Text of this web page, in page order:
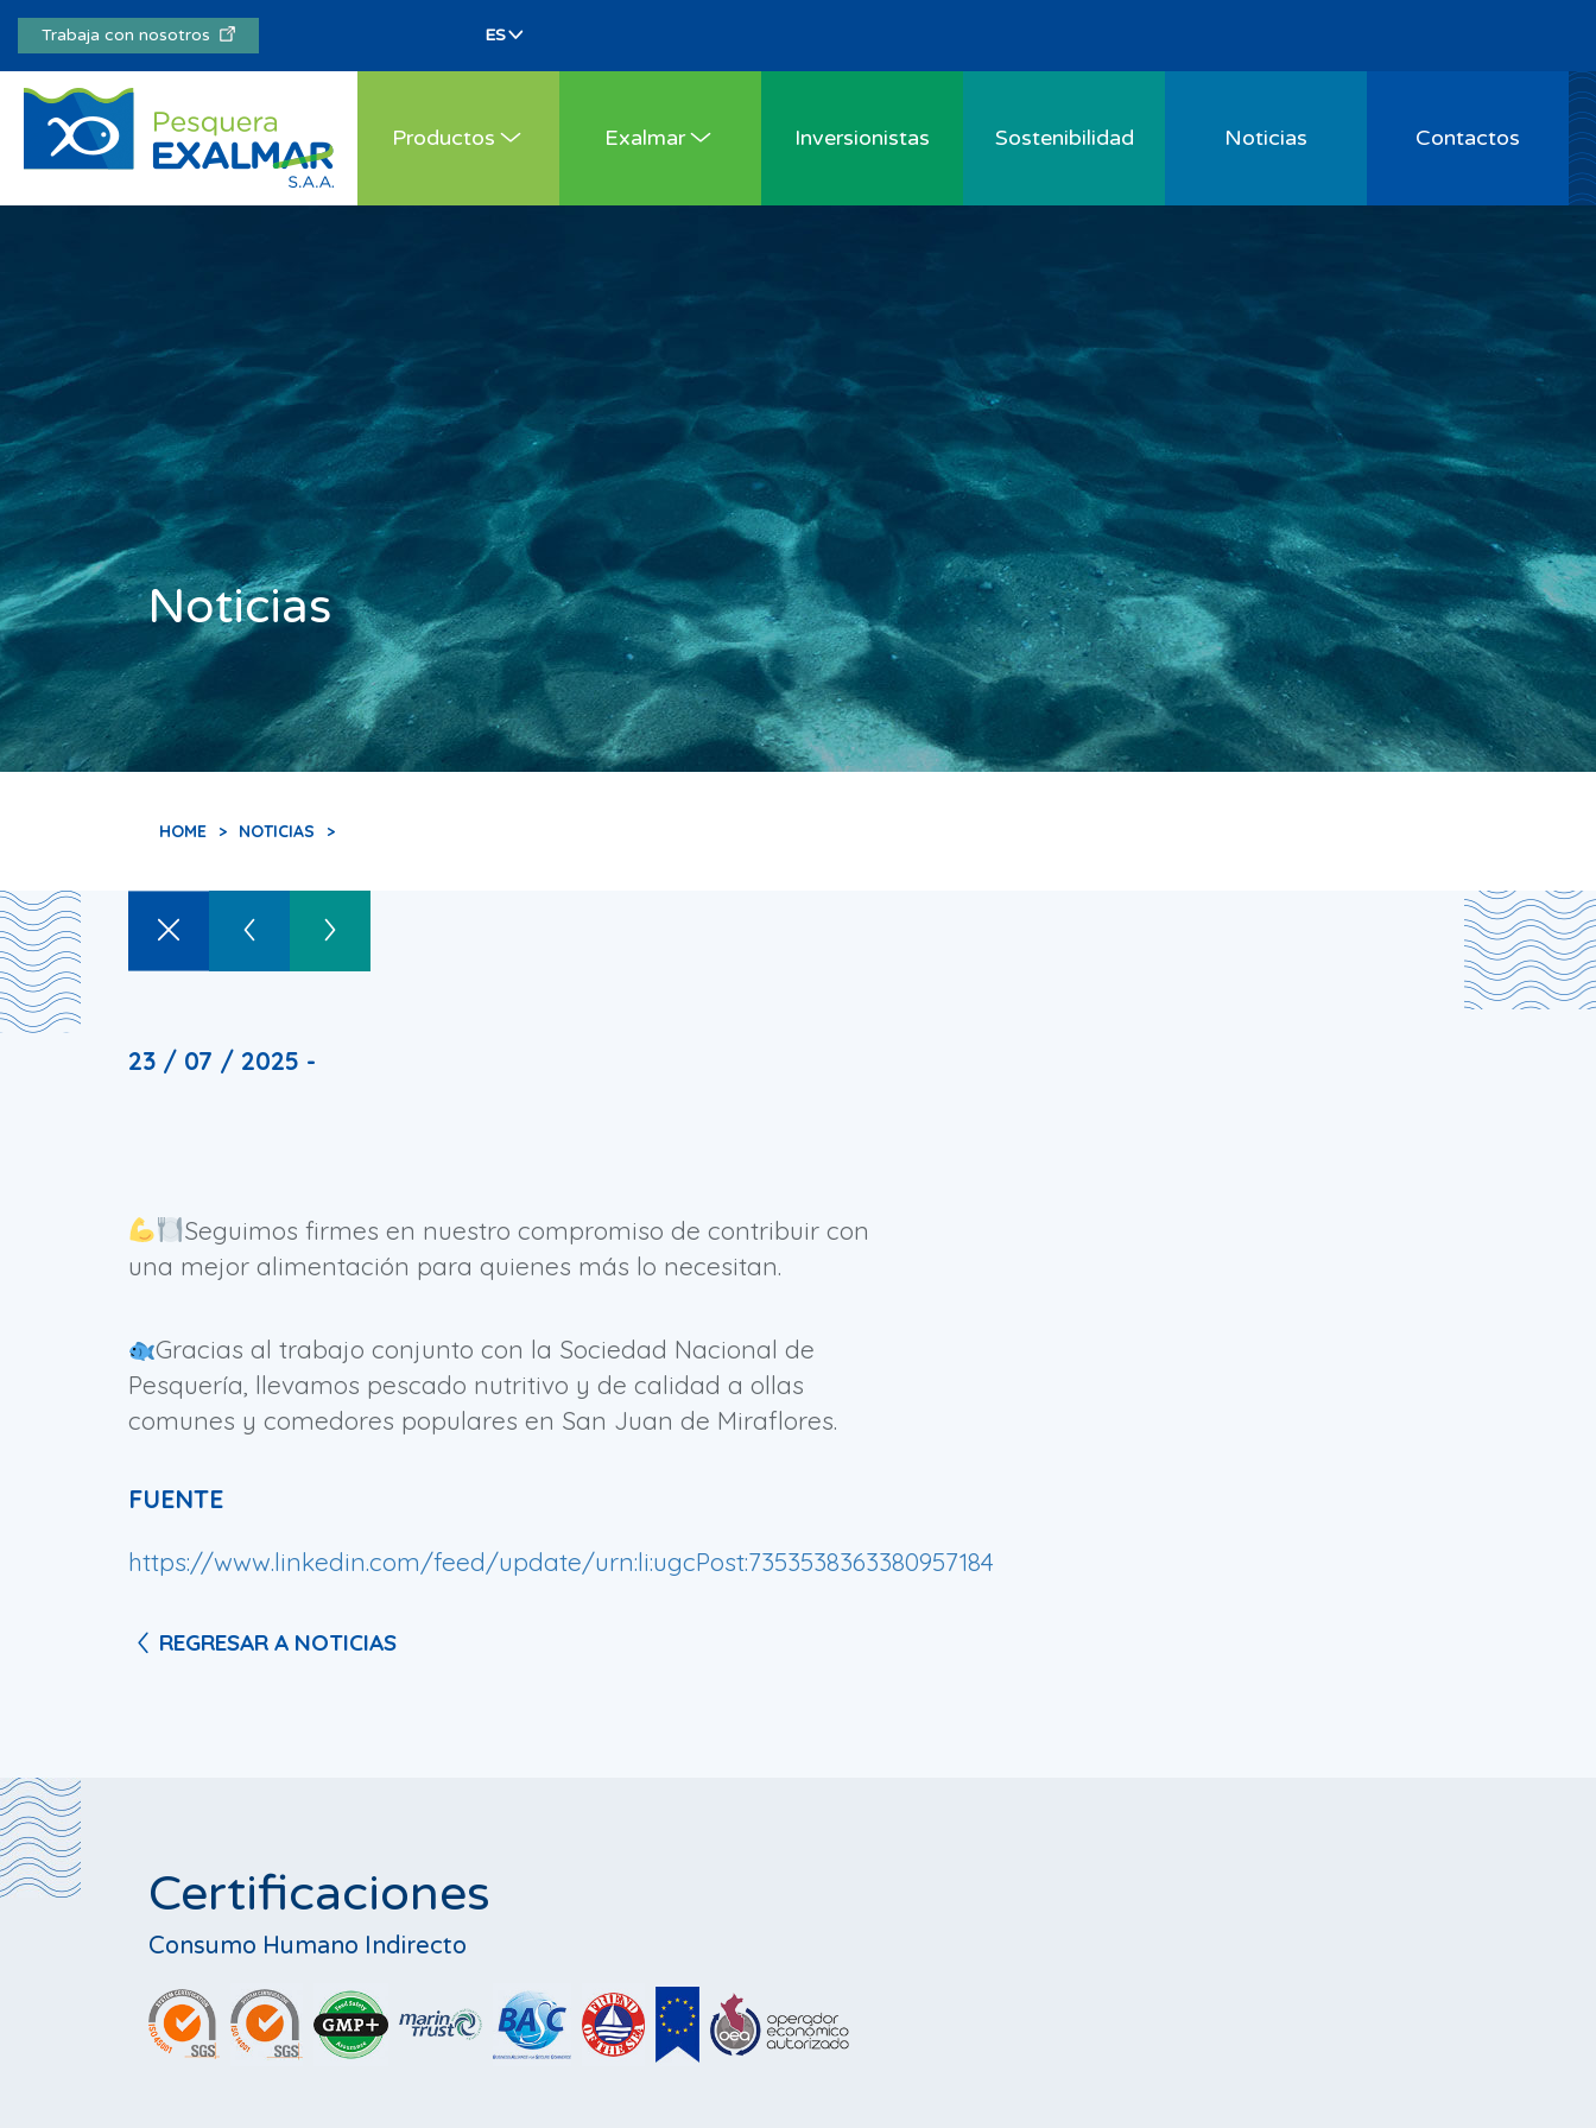
Trabaja con nosotros
Productos Exalmar Inversionistas Sostenibilidad Noticias Contactos
Noticias
HOME > NOTICIAS >
23 / 07 / 2025 -
Seguimos firmes en nuestro compromiso de contribuir con
una mejor alimentación para quienes más lo necesitan.
Gracias al trabajo conjunto con la Sociedad Nacional de
Pesquería, llevamos pescado nutritivo y de calidad a ollas
comunes y comedores populares en San Juan de Miraflores.
FUENTE
https://www.linkedin.com/feed/update/urn:li:ugcPost:7353538363380957184
REGRESAR A NOTICIAS
Certificaciones
Consumo Humano Indirecto